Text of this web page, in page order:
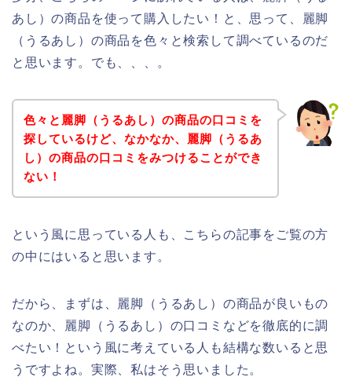
あし）の商品を使って購入したい！と、思って、麗脚
（うるあし）の商品を色々と検索して調べているのだ
と思います。でも、、、。
色々と麗脚（うるあし）の商品の口コミを
探しているけど、なかなか、麗脚（うるあ
し）の商品の口コミをみつけることができ
ない！
という風に思っている人も、こちらの記事をご覧の方
の中にはいると思います。
だから、まずは、麗脚（うるあし）の商品が良いもの
なのか、麗脚（うるあし）の口コミなどを徹底的に調
べたい！という風に考えている人も結構な数いると思
うですよね。実際、私はそう思いました。